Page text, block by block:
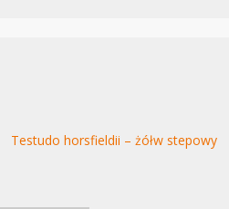
Testudo horsfieldii – żółw stepowy